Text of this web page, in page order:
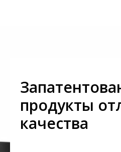
продукты
качества